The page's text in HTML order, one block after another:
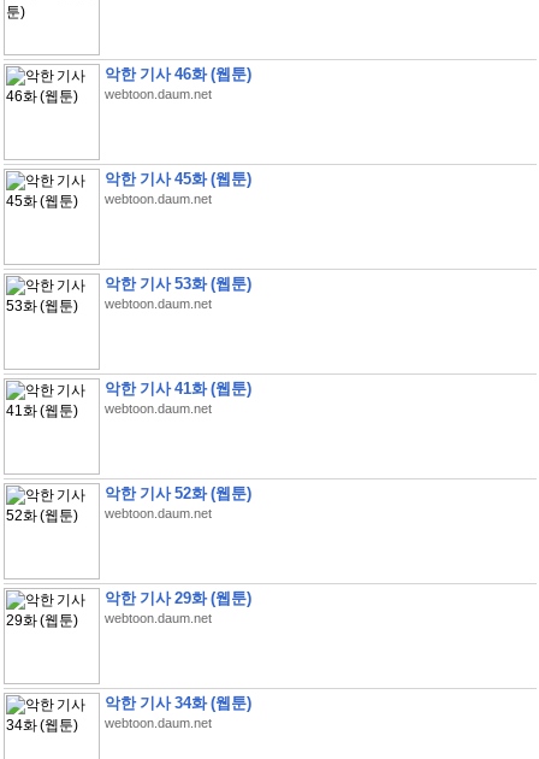
악한 기사 46화 (웹툰)
webtoon.daum.net
악한 기사 45화 (웹툰)
webtoon.daum.net
악한 기사 53화 (웹툰)
webtoon.daum.net
악한 기사 41화 (웹툰)
webtoon.daum.net
악한 기사 52화 (웹툰)
webtoon.daum.net
악한 기사 29화 (웹툰)
webtoon.daum.net
악한 기사 34화 (웹툰)
webtoon.daum.net